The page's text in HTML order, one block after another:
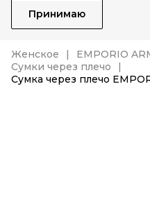
Принимаю
Женское EMPORIO
Сумки через плечо
Сумка через плечо